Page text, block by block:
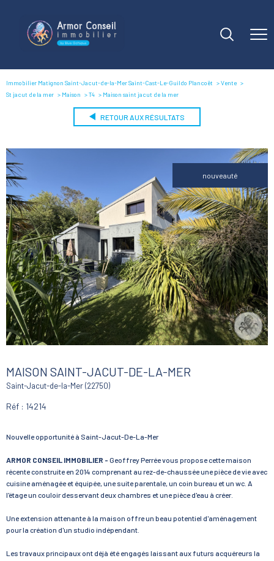
Immobilier Matignon Saint-Jacut-de-la-Mer Saint-Cast-Le-Guildo Plancoët
Vente
St jacut de la mer
Maison T4 Maison saint jacut de la mer
RETOUR AUX RÉSULTATS
nouveauté
MAISON SAINT-JACUT-DE-LA-MER
Saint-Jacut-de-la-Mer (22750)
Réf : 14214
Nouvelle opportunité à Saint-Jacut-De-La-Mer
ARMOR CONSEIL IMMOBILIER - Geoffrey Perrée vous propose cette maison
récente construite en 2014 comprenant au rez-de-chaussée une pièce de vie avec
cuisine aménagée et équipée, une suite parentale, un coin bureau et un wc. A
l'étage un couloir desservant deux chambres et une pièce d'eau à créer.
Une extension attenante à la maison offre un beau potentiel d'aménagement
pour la création d'un studio indépendant.
Les travaux principaux ont déjà été engagés laissant aux futurs acquéreurs la